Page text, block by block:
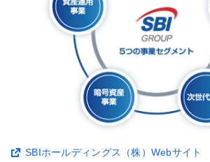
SBIホールディングス（株）Webサイト